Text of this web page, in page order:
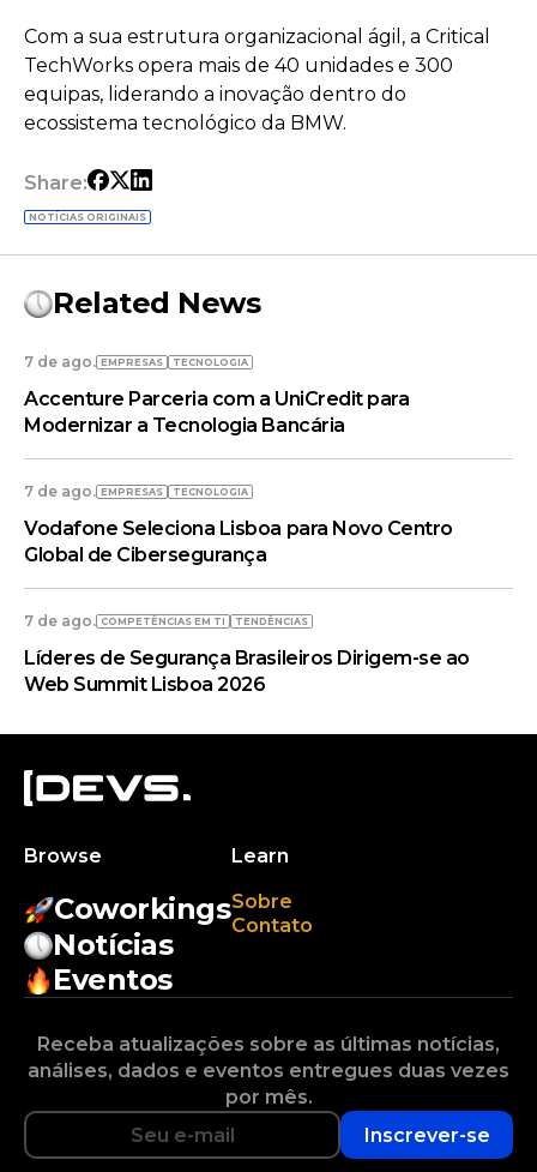
Com a sua estrutura organizacional ágil, a Critical
TechWorks opera mais de 40 unidades e 300
equipas, liderando a inovação dentro do
ecossistema tecnológico da BMW.
Share:
NOTÍCIAS ORIGINAIS
Related News
7 de ago. EMPRESAS TECNOLOGIA
Accenture Parceria com a UniCredit para
Modernizar a Tecnologia Bancária
7 de ago. EMPRESAS TECNOLOGIA
Vodafone Seleciona Lisboa para Novo Centro
Global de Cibersegurança
7 de ago. COMPETÊNCIAS EM TI TENDÊNCIAS
Líderes de Segurança Brasileiros Dirigem-se ao
Web Summit Lisboa 2026
Browse
Coworkings
Notícias
Eventos
Learn
Sobre
Contato
Receba atualizações sobre as últimas notícias,
análises, dados e eventos entregues duas vezes
por mês.
Inscrever-se